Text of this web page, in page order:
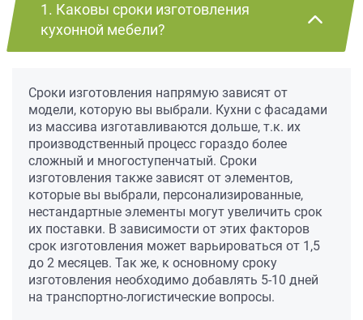
1. Каковы сроки изготовления
кухонной мебели?
Сроки изготовления напрямую зависят от
модели, которую вы выбрали. Кухни с фасадами
из массива изготавливаются дольше, т.к. их
производственный процесс гораздо более
сложный и многоступенчатый. Сроки
изготовления также зависят от элементов,
которые вы выбрали, персонализированные,
нестандартные элементы могут увеличить срок
их поставки. В зависимости от этих факторов
срок изготовления может варьироваться от 1,5
до 2 месяцев. Так же, к основному сроку
изготовления необходимо добавлять 5-10 дней
на транспортно-логистические вопросы.